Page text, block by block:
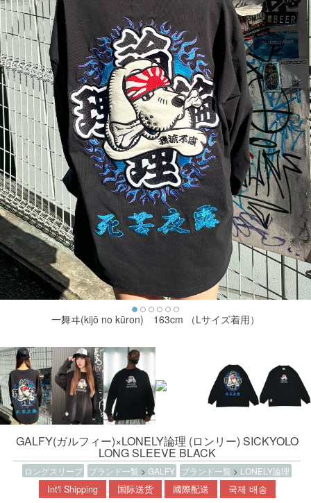
一舞ヰ(kijō no kūron) 163cm （Lサイズ着用）
GALFY(ガルフィー)×LONELY論理 (ロンリー) SICKYOLO
LONG SLEEVE BLACK
ロングスリーブ ブランド一覧 > GALFY ブランド一覧 > LONELY論理
Int'l Shipping 国际送货 國際配送 국제 배송